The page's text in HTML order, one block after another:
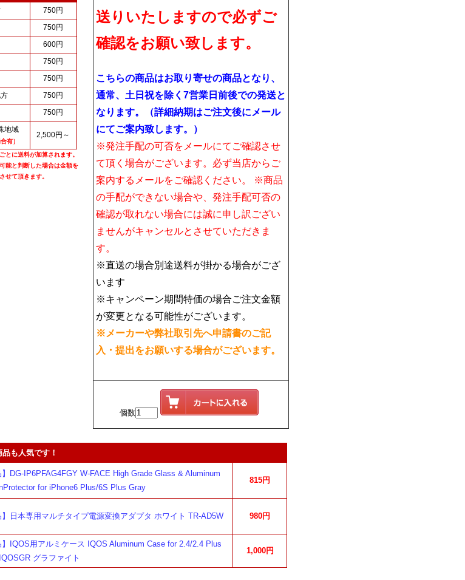
750円
750円
600円
750円
750円
750円
750円
地域
有）
2,500円～
とに送料が加算されます。
能と判断した場合は金額を
せて頂きます。
送りいたしますので必ずご
確認をお願い致します。
こちらの商品はお取り寄せの商品となり、
通常、土日祝を除く7営業日前後での発送と
なります。（詳細納期はご注文後にメール
にてご案内致します。）
※発注手配の可否をメールにてご確認させ
て頂く場合がございます。必ず当店からご
案内するメールをご確認ください。 ※商品
の手配ができない場合や、発注手配可否の
確認が取れない場合には誠に申し訳ござい
ませんがキャンセルとさせていただきま
す。
※直送の場合別途送料が掛かる場合がござ
います
※キャンペーン期間特価の場合ご注文金額
が変更となる可能性がございます。
※メーカーや弊社取引先へ申請書のご記
入・提出をお願いする場合がございます。
個数
人気です！
】DG-IP6PFAG4FGY W-FACE High Grade Glass & Aluminum
for iPhone6 Plus/6S Plus Gray
815円
】日本専用マルチタイプ電源変換アダプタ ホワイト TR-AD5W 980円
】IQOS用アルミケース IQOS Aluminum Case for 2.4/2.4 Plus
グラファイト
1,000円